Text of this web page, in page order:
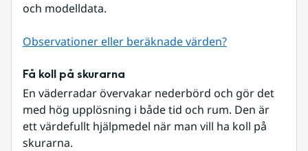
och modelldata.
Observationer eller beräknade värden?
Få koll på skurarna
En väderradar övervakar nederbörd och gör det
med hög upplösning i både tid och rum. Den är
ett värdefullt hjälpmedel när man vill ha koll på
skurarna.